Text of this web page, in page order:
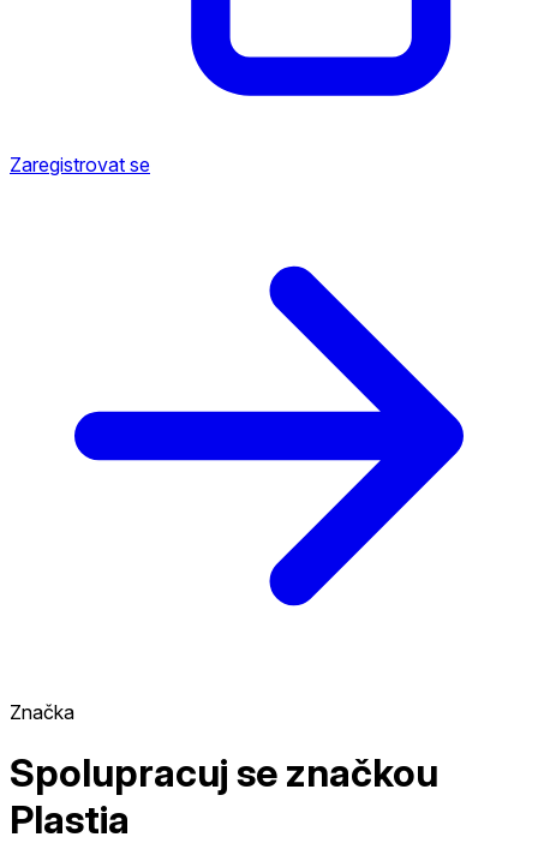
Zaregistrovat se
Značka
Spolupracuj se značkou
Plastia